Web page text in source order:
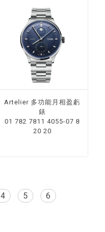
Artelier 多功能月相盈虧
錶
01 782 7811 4055-07 8
20 20
4 5 6